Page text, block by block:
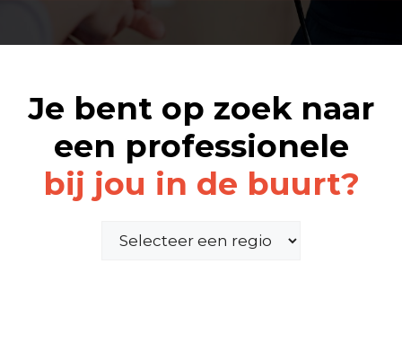
Je bent op zoek naar
een professionele
bij jou in de buurt?